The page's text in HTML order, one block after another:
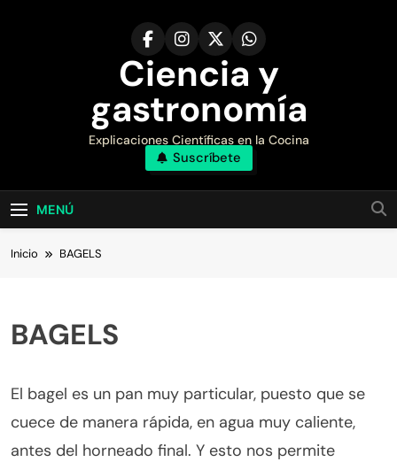
Ciencia y
gastronomía
Explicaciones Científicas en la Cocina
Suscríbete
MENÚ
Inicio BAGELS
BAGELS
El bagel es un pan muy particular, puesto que se
cuece de manera rápida, en agua muy caliente,
antes del horneado final. Y esto nos permite